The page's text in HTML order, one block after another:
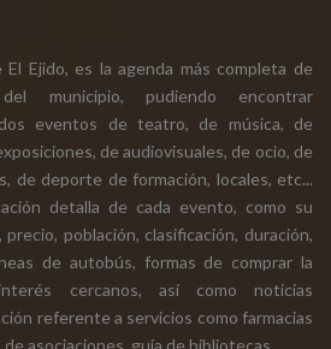
El Ejido, es la agenda más completa de
municipio, pudiendo encontrar
eventos de teatro, de música, de
de audiovisuales, de ocio, de
de deporte de formación, locales, etc...
detalla de cada evento, como su
precio, población, clasificación, duración,
de autobús, formas de comprar la
cercanos, así como noticias
referente a servicios como farmacias
asociaciones, guía de bibliotecas.